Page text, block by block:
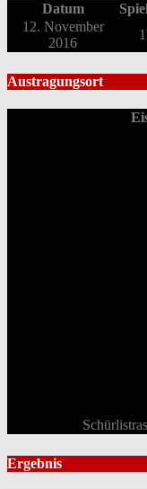
Datum
12. November
2016
Austragungsort
Ergebnis